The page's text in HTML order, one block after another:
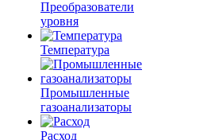
Преобразователи
уровня
Температура
Промышленные
газоанализаторы
Расход